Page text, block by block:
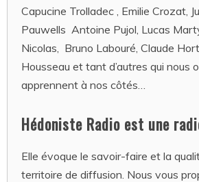
Capucine Trolladec , Emilie Crozat,
Pauwells Antoine Pujol, Lucas
Nicolas, Bruno Labouré, Claude
Housseau et tant d’autres qui nous
apprennent à nos côtés…
Hédoniste Radio est une
Elle évoque le savoir-faire et la
territoire de diffusion. Nous vous